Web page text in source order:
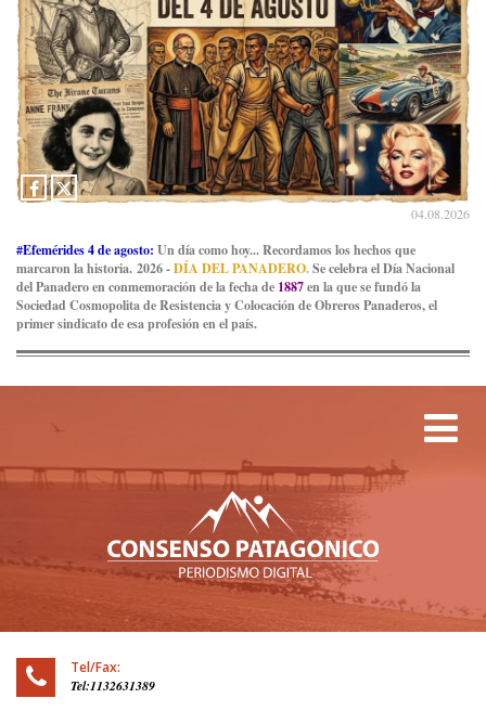
04.08.2026
#Efemérides 4 de agosto: Un día como hoy... Recordamos los hechos que
marcaron la historia. 2026 -DÍA DEL PANADERO.Se celebra el Día Nacional
del Panadero en conmemoración de la fecha de 1887en la que se fundó la
Sociedad Cosmopolita de Resistencia y Colocación de Obreros Panaderos, el
primer sindicato de esa profesión en el país.
Tel/Fax:
Tel:1132631389